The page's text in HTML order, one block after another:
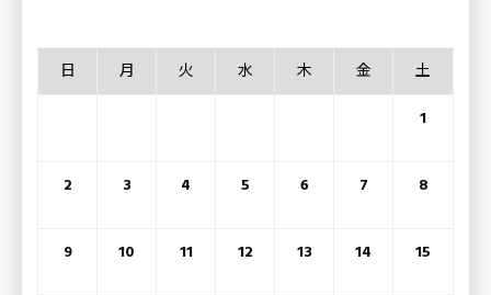
日 月 火 水 木 金 土
1
2 3 4 5 6 7 8
9 10 11 12 13 14 15